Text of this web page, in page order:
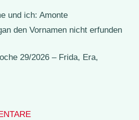
und ich: Amonte
den Vornamen nicht erfunden
29/2026 – Frida, Era,